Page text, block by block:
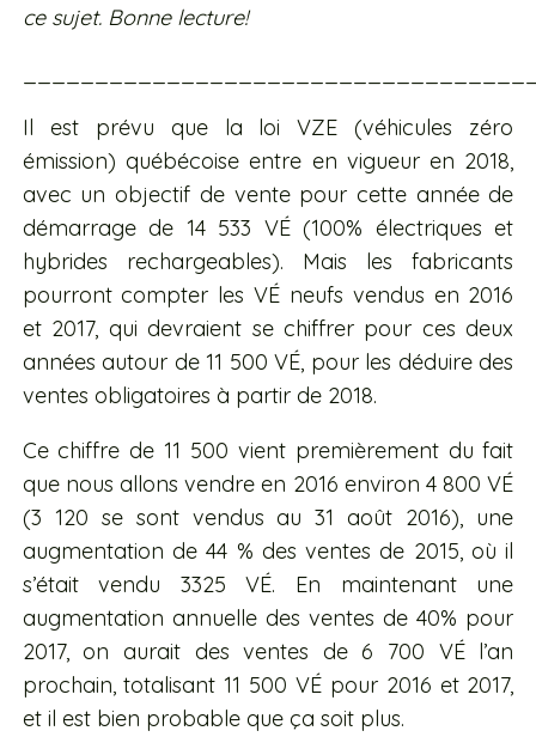
ce sujet. Bonne lecture!
Il est prévu que la loi VZE (véhicules zéro
émission) québécoise entre en vigueur en 2018,
avec un objectif de vente pour cette année de
démarrage de 14 533 VÉ (100% électriques et
hybrides rechargeables). Mais les fabricants
pourront compter les VÉ neufs vendus en 2016
et 2017, qui devraient se chiffrer pour ces deux
années autour de 11 500 VÉ, pour les déduire des
ventes obligatoires à partir de 2018.
Ce chiffre de 11 500 vient premièrement du fait
que nous allons vendre en 2016 environ 4 800 VÉ
(3 120 se sont vendus au 31 août 2016), une
augmentation de 44 % des ventes de 2015, où il
s’était vendu 3325 VÉ. En maintenant une
augmentation annuelle des ventes de 40% pour
2017, on aurait des ventes de 6 700 VÉ l’an
prochain, totalisant 11 500 VÉ pour 2016 et 2017,
et il est bien probable que ça soit plus.